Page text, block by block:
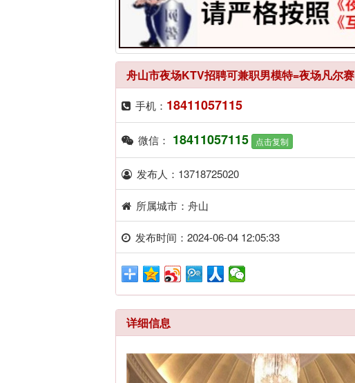
舟山市夜场KTV招聘可兼职男模特=夜场凡尔赛
手机： 18411057115
微信： 18411057115 点击复制
发布人：13718725020
所属城市：舟山
发布时间：2024-06-04 12:05:33
详细信息